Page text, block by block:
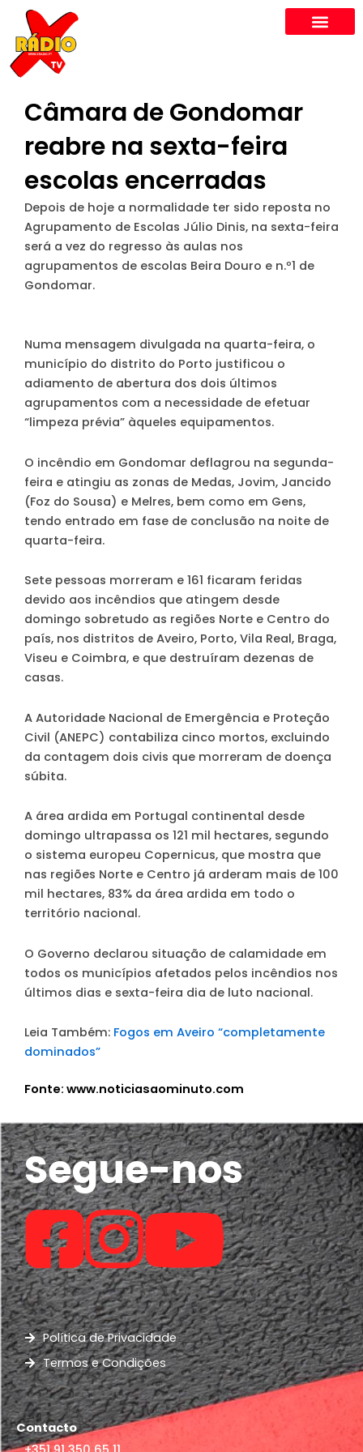
content
Câmara de Gondomar
reabre na sexta-feira
escolas encerradas
Depois de hoje a normalidade ter sido reposta no
Agrupamento de Escolas Júlio Dinis, na sexta-feira
será a vez do regresso às aulas nos
agrupamentos de escolas Beira Douro e n.º1 de
Gondomar.
Numa mensagem divulgada na quarta-feira, o
município do distrito do Porto justificou o
adiamento de abertura dos dois últimos
agrupamentos com a necessidade de efetuar
“limpeza prévia” àqueles equipamentos.
O incêndio em Gondomar deflagrou na segunda-
feira e atingiu as zonas de Medas, Jovim, Jancido
(Foz do Sousa) e Melres, bem como em Gens,
tendo entrado em fase de conclusão na noite de
quarta-feira.
Sete pessoas morreram e 161 ficaram feridas
devido aos incêndios que atingem desde
domingo sobretudo as regiões Norte e Centro do
país, nos distritos de Aveiro, Porto, Vila Real, Braga,
Viseu e Coimbra, e que destruíram dezenas de
casas.
A Autoridade Nacional de Emergência e Proteção
Civil (ANEPC) contabiliza cinco mortos, excluindo
da contagem dois civis que morreram de doença
súbita.
A área ardida em Portugal continental desde
domingo ultrapassa os 121 mil hectares, segundo
o sistema europeu Copernicus, que mostra que
nas regiões Norte e Centro já arderam mais de 100
mil hectares, 83% da área ardida em todo o
território nacional.
O Governo declarou situação de calamidade em
todos os municípios afetados pelos incêndios nos
últimos dias e sexta-feira dia de luto nacional.
Leia Também: Fogos em Aveiro “completamente
dominados”
Fonte: www.noticiasaominuto.com
Segue-nos
Política de Privacidade
Termos e Condições
Contacto